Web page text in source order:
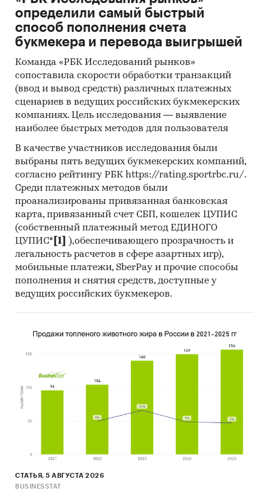
2. Ресурсы сети Internet
3. Данные государственных ведомств (ФТС
РФ, ФСГС РФ (Росстат), МЭРТ РФ,
4. Результаты готовых исследований
5. Материалы отраслевых учреждений
6. Материалы участников рынка
7. Базы данных ABARUS Market Research.
Категории: Потребительские товары / ... /
Стройматериалы / Кровля и водосток
Промышленность / ... / Стройматериалы /
Кровля и водосток
Строительство и недвижимость
...
/
Стройматериалы
Кровля и водосток
определили самый быстрый
способ пополнения счета
букмекера и перевода выигрышей
Команда «РБК Исследований рынков»
сопоставила скорости обработки транзакций
(ввод и вывод средств) различных платежных
сценариев в ведущих российских букмекерских
компаниях. Цель исследования — выявление
наиболее быстрых методов для пользователя
В качестве участников исследования были
выбраны пять ведущих букмекерских компаний,
согласно рейтингу РБК https://rating.sportrbc.ru/.
Среди платежных методов были
проанализированы привязанная банковская
карта, привязанный счет СБП, кошелек ЦУПИС
(собственный платежный метод ЕДИНОГО
ЦУПИС* [1]
),обеспечивающего прозрачность и
легальность расчетов в сфере азартных игр),
мобильные платежи, SberPay и прочие способы
пополнения и снятия средств, доступные у
ведущих российских букмекеров.
СТАТЬЯ, 5 АВГУСТА 2026
BUSINESSTAT